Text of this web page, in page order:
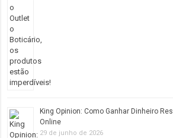
King Opinion: Como Ganhar Dinheiro
Online
29 de junho de 2026